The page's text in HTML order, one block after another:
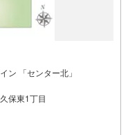
ン 「センター北」
保東1丁目